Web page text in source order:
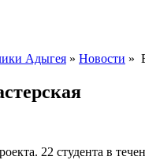
Адыгея » Новости »
22 студента в